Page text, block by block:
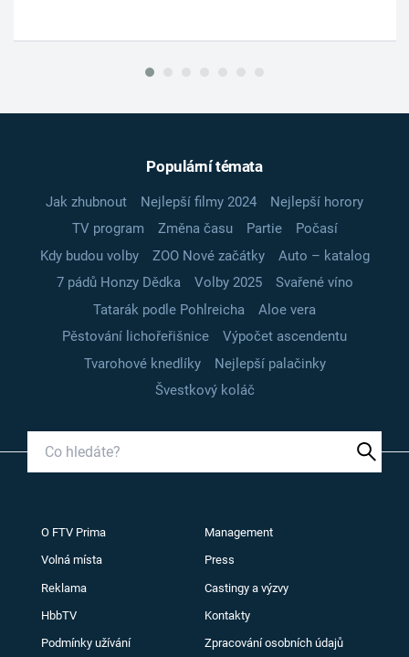
Populární témata
Jak zhubnout Nejlepší filmy 2024
Nejlepší horory
TV program
Změna času Partie
Počasí
Kdy budou volby
ZOO Nové začátky
Auto – katalog
7 pádů Honzy Dědka
Volby 2025
Svařené víno
Tatarák podle Pohlreicha
Aloe vera
Pěstování lichořeřišnice
Výpočet ascendentu
Tvarohové knedlíky
Nejlepší palačinky
Švestkový koláč
O FTV Prima Management
Volná místa Press
Reklama Castingy a výzvy
HbbTV Kontakty
Podmínky užívání Zpracování osobních údajů